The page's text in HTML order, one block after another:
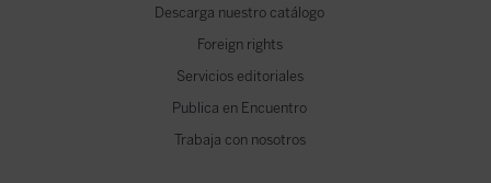
Descarga nuestro catálogo
Foreign rights
Servicios editoriales
Publica en Encuentro
Trabaja con nosotros